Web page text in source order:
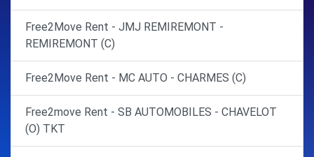
Free2Move Rent - JMJ REMIREMONT -
REMIREMONT (C)
Free2Move Rent - MC AUTO - CHARMES (C)
Free2move Rent - SB AUTOMOBILES - CHAVELOT
(O) TKT